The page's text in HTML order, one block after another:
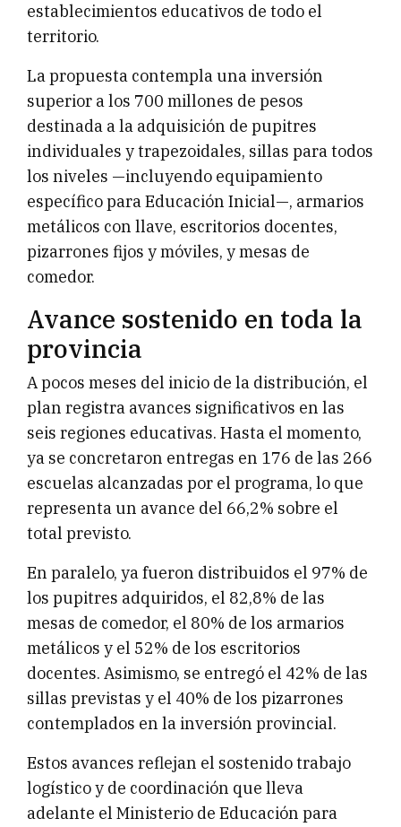
establecimientos educativos de todo el
territorio.
La propuesta contempla una inversión
superior a los 700 millones de pesos
destinada a la adquisición de pupitres
individuales y trapezoidales, sillas para todos
los niveles —incluyendo equipamiento
específico para Educación Inicial—, armarios
metálicos con llave, escritorios docentes,
pizarrones fijos y móviles, y mesas de
comedor.
Avance sostenido en toda la
provincia
A pocos meses del inicio de la distribución, el
plan registra avances significativos en las
seis regiones educativas. Hasta el momento,
ya se concretaron entregas en 176 de las 266
escuelas alcanzadas por el programa, lo que
representa un avance del 66,2% sobre el
total previsto.
En paralelo, ya fueron distribuidos el 97% de
los pupitres adquiridos, el 82,8% de las
mesas de comedor, el 80% de los armarios
metálicos y el 52% de los escritorios
docentes. Asimismo, se entregó el 42% de las
sillas previstas y el 40% de los pizarrones
contemplados en la inversión provincial.
Estos avances reflejan el sostenido trabajo
logístico y de coordinación que lleva
adelante el Ministerio de Educación para